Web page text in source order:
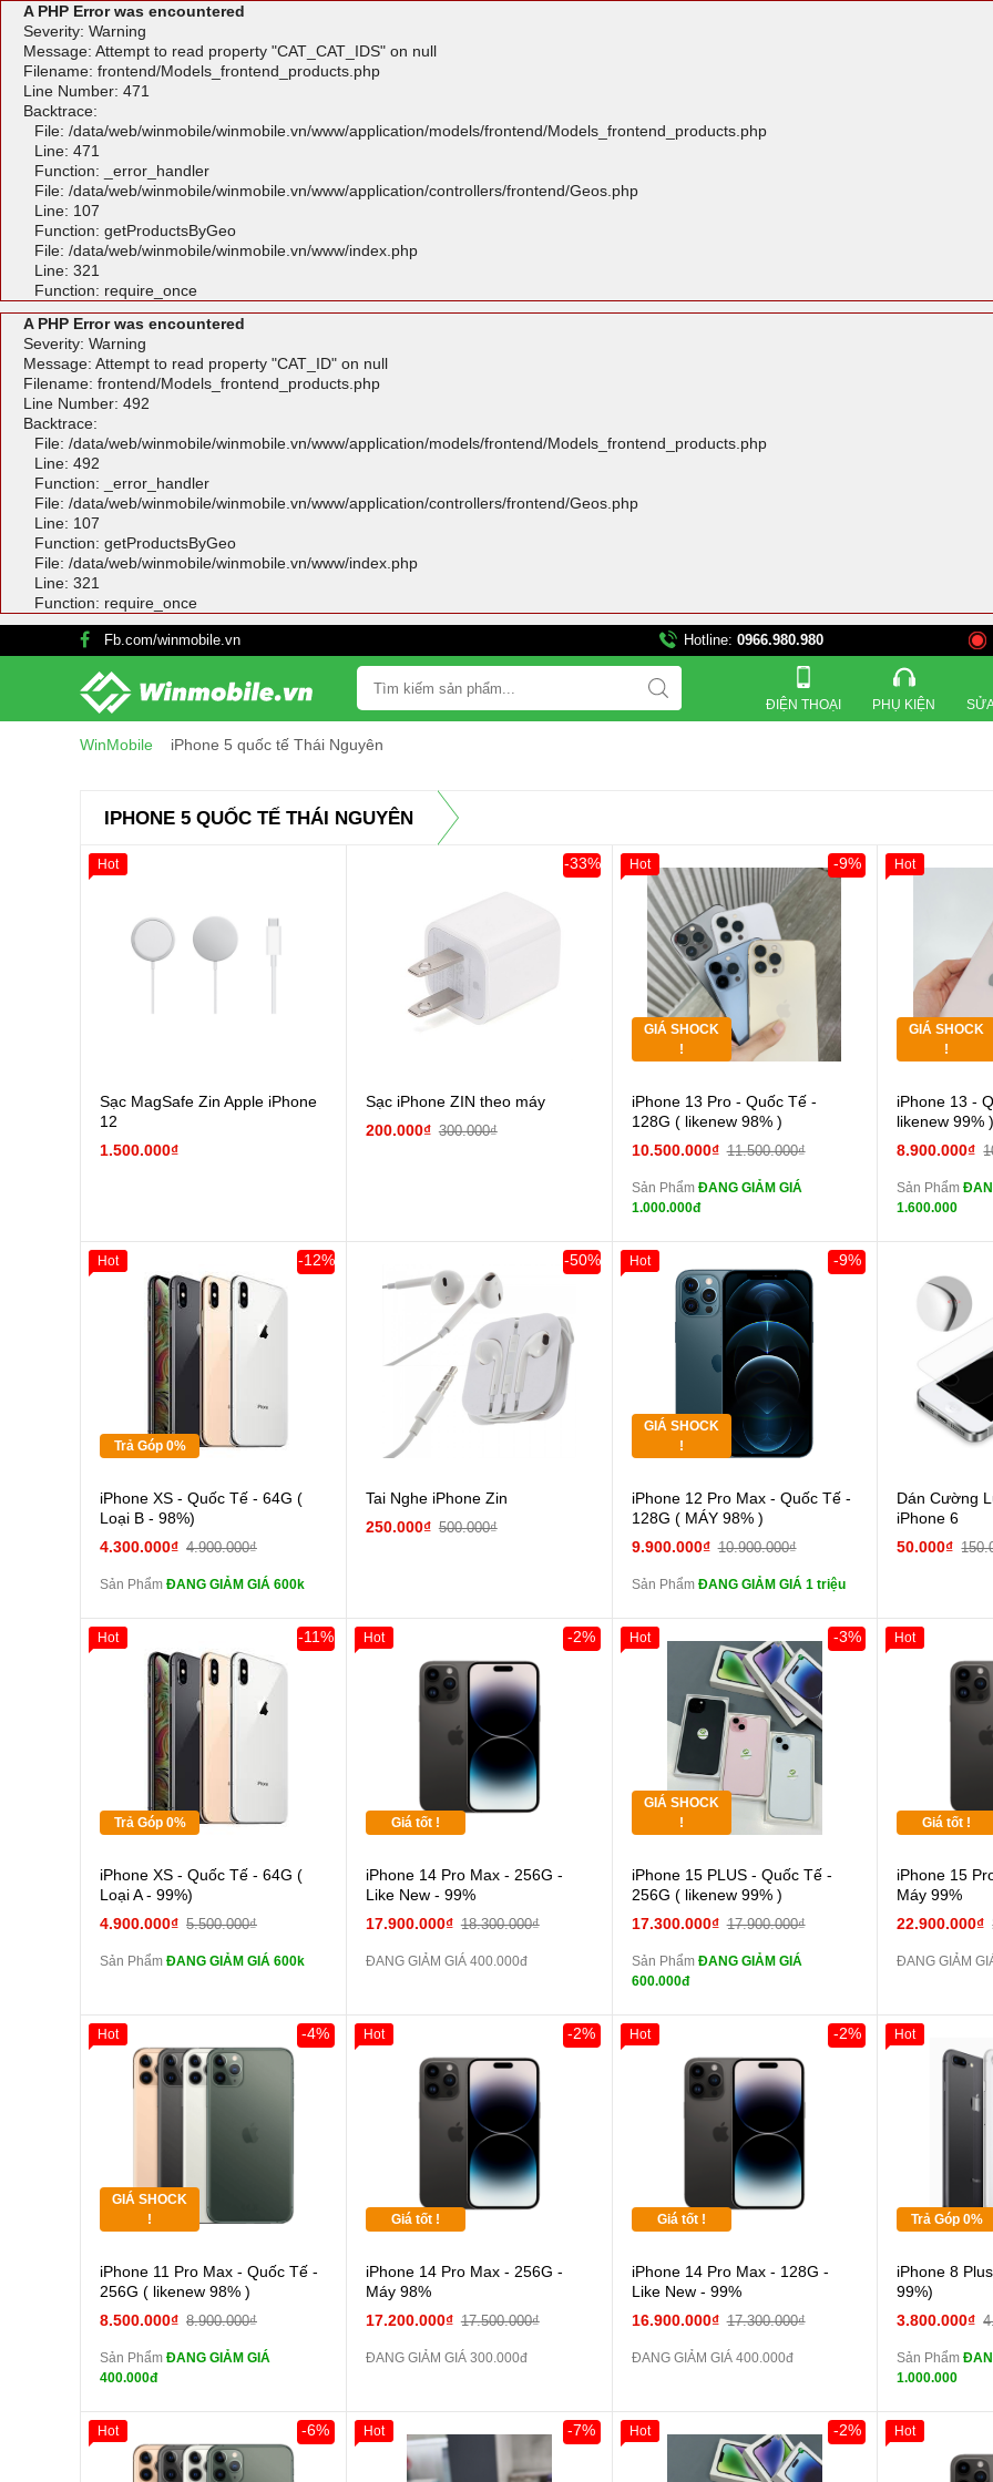
A PHP Error was encountered
Severity: Warning
Message: Attempt to read property "CAT_CAT_IDS" on null
Filename: frontend/Models_frontend_products.php
Line Number: 471
Backtrace:
File: /data/web/winmobile/winmobile.vn/www/application/models/frontend/Models_frontend_products.php
Line: 471
Function: _error_handler
File: /data/web/winmobile/winmobile.vn/www/application/controllers/frontend/Geos.php
Line: 107
Function: getProductsByGeo
File: /data/web/winmobile/winmobile.vn/www/index.php
Line: 321
Function: require_once
A PHP Error was encountered
Severity: Warning
Message: Attempt to read property "CAT_ID" on null
Filename: frontend/Models_frontend_products.php
Line Number: 492
Backtrace:
File: /data/web/winmobile/winmobile.vn/www/application/models/frontend/Models_frontend_products.php
Line: 492
Function: _error_handler
File: /data/web/winmobile/winmobile.vn/www/application/controllers/frontend/Geos.php
Line: 107
Function: getProductsByGeo
File: /data/web/winmobile/winmobile.vn/www/index.php
Line: 321
Function: require_once
Fb.com/winmobile.vn Hotline: 0966.980.980 821 Đường 3 tháng 2,
ĐIỆN THOẠI PHỤ KIỆN
WinMobile iPhone 5 quốc tế Thái Nguyên
IPHONE 5 QUỐC TẾ THÁI NGUYÊN
Sạc MagSafe Zin Apple iPhone
12
1.500.000₫
Hot
Sạc iPhone ZIN theo máy
200.000₫ 300.000₫
-33%
GIÁ SHOCK
!
Giảm 100.000đ
Khách Hàng
Thân Thiết
Tặng
Tặng
Cường lực 10D full
màn
tai nghe iPhone 6S
Pin dự phòng và
các Phụ Kiện Khác
iPhone 13 Pro - Quốc Tế -
128G ( likenew 98% )
10.500.000₫ 11.500.000₫
-9%
Sản Phẩm ĐANG GIẢM GIÁ
1.000.000đ
Hot
GIÁ SHOCK
!
Giảm
Tặng
màn
các Phụ Kiện
iPhone 13 -
likenew 99% )
8.900.000₫
Sản Phẩm
1.600.000
Hot
Trả Góp 0%
Giảm 100.000đ
Khách Hàng
Thân Thiết
Tặng
Tặng
Cường lực 10D full
màn
tai nghe iPhone 6S
zin
Đổi Sạc Cáp ZIN
Pin dự phòng và
các Phụ Kiện Khác
iPhone XS - Quốc Tế - 64G (
Loại B - 98%)
4.300.000₫ 4.900.000₫
-12%
Sản Phẩm ĐANG GIẢM GIÁ 600k
Hot
Tai Nghe iPhone Zin
250.000₫ 500.000₫
-50%
GIÁ SHOCK
!
Giảm 100.000đ
Khách Hàng
Thân Thiết
Cường lực 10D full
màn
tai nghe iPhone 6S
tai nghe iPhone X
zin
Đổi Sạc Cáp ZIN
Pin dự phòng và
các Phụ Kiện Khác
iPhone 12 Pro Max - Quốc Tế -
128G ( MÁY 98% )
9.900.000₫ 10.900.000₫
-9%
Sản Phẩm ĐANG GIẢM GIÁ 1 triệu
Hot
Dán Cường
iPhone 6
50.000₫
Trả Góp 0%
Giảm 100.000đ
Khách Hàng
Thân Thiết
Tặng
Tặng
Cường lực 10D full
màn
tai nghe iPhone 6S
Pin dự phòng và
các Phụ Kiện Khác
iPhone XS - Quốc Tế - 64G (
Loại A - 99%)
4.900.000₫ 5.500.000₫
-11%
Sản Phẩm ĐANG GIẢM GIÁ 600k
Hot
Giá tốt !
iPhone 14 Pro Max - 256G -
Like New - 99%
17.900.000₫ 18.300.000₫
-2%
ĐANG GIẢM GIÁ 400.000đ
Hot
GIÁ SHOCK
!
Giảm 100.000đ
Khách Hàng
Tặng
Cường lực 10D full
màn
tai nghe iPhone 6S
Pin dự phòng và
các Phụ Kiện Khác
iPhone 15 PLUS - Quốc Tế -
256G ( likenew 99% )
17.300.000₫ 17.900.000₫
-3%
Sản Phẩm ĐANG GIẢM GIÁ
600.000đ
Hot
Giá tốt !
iPhone 15
Máy 99%
22.900.000₫
ĐANG GIẢM
Hot
GIÁ SHOCK
!
Giảm 100.000đ
Khách Hàng
Thân Thiết
Cường lực 10D full
màn
tai nghe iPhone 6S
Pin dự phòng và
iPhone 11 Pro Max - Quốc Tế -
256G ( likenew 98% )
8.500.000₫ 8.900.000₫
-4%
Sản Phẩm ĐANG GIẢM GIÁ
400.000đ
Hot
Giá tốt !
iPhone 14 Pro Max - 256G -
Máy 98%
17.200.000₫ 17.500.000₫
-2%
ĐANG GIẢM GIÁ 300.000đ
Hot
Giá tốt !
iPhone 14 Pro Max - 128G -
Like New - 99%
16.900.000₫ 17.300.000₫
-2%
ĐANG GIẢM GIÁ 400.000đ
Hot
Trả Góp 0%
Giảm
Tặng
màn
iPhone 8
99%)
3.800.000₫
Sản Phẩm
1.000.000
Hot
Giảm 100.000đ
Khách Hàng
Thân Thiết
-6%
Hot -7%
Hot
Giảm 100.000đ
Khách Hàng
-2%
Hot Hot